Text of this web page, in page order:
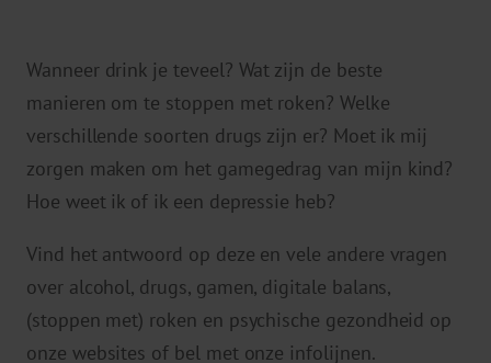
Wanneer drink je teveel? Wat zijn de beste
manieren om te stoppen met roken? Welke
verschillende soorten drugs zijn er? Moet ik mij
zorgen maken om het gamegedrag van mijn kind?
Hoe weet ik of ik een depressie heb?
Vind het antwoord op deze en vele andere vragen
over alcohol, drugs, gamen, digitale balans,
(stoppen met) roken en psychische gezondheid op
onze websites of bel met onze infolijnen.